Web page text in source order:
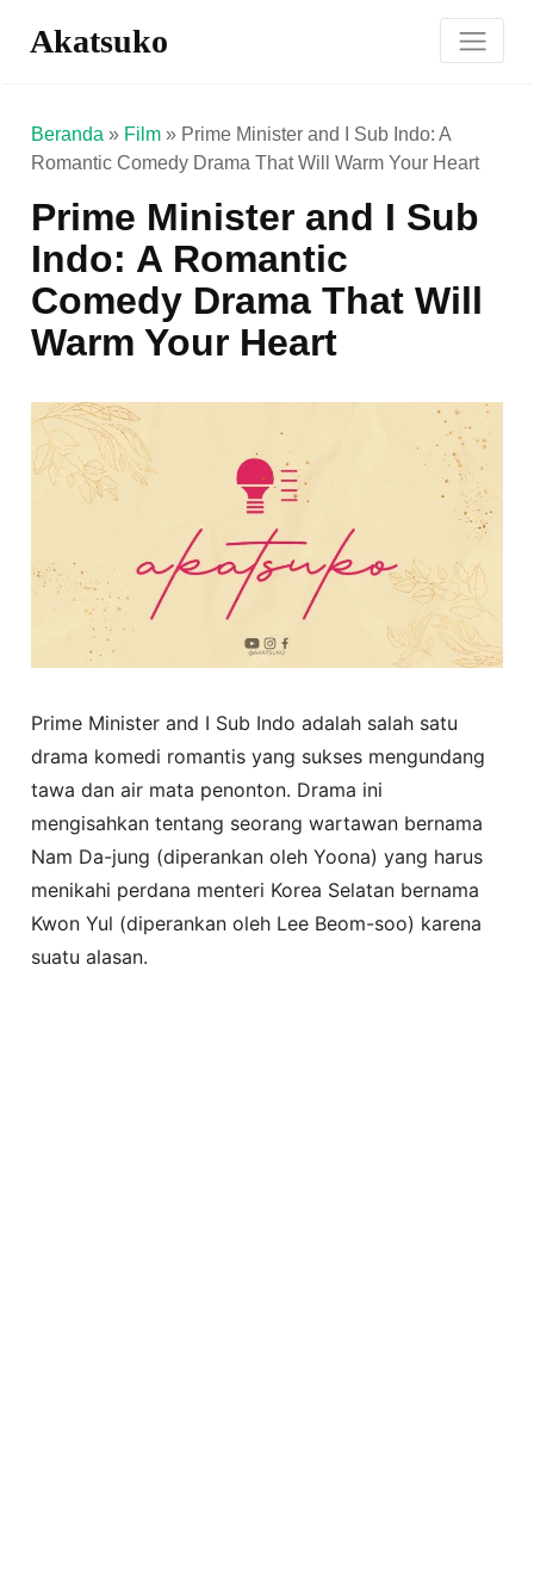
Akatsuko
Beranda » Film » Prime Minister and I Sub Indo: A
Romantic Comedy Drama That Will Warm Your Heart
Prime Minister and I Sub
Indo: A Romantic
Comedy Drama That Will
Warm Your Heart
Prime Minister and I Sub Indo adalah salah satu
drama komedi romantis yang sukses mengundang
tawa dan air mata penonton. Drama ini
mengisahkan tentang seorang wartawan bernama
Nam Da-jung (diperankan oleh Yoona) yang harus
menikahi perdana menteri Korea Selatan bernama
Kwon Yul (diperankan oleh Lee Beom-soo) karena
suatu alasan.